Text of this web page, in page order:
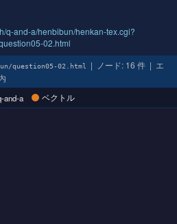
q-and-a/henbibun/henkan-tex.cgi?
02.html
question05-02.html
| ノード: 16 件 | エ
and-a ベクトル